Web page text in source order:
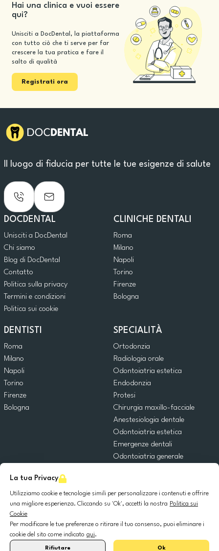
La tua Privacy
Utilizziamo cookie e tecnologie simili per personalizzare i contenuti e offrire
una migliore esperienza. Cliccando su 'Ok', accetti la nostra Politica sui
Cookie
Per modificare le tue preferenze o ritirare il tuo consenso, puoi eliminare i
cookie del sito come indicato qui.
Rifiutare Ok
Hai una clinica e vuoi essere
qui?
Unisciti a DocDental, la piattaforma
con tutto ciò che ti serve per far
crescere la tua pratica e fare il
salto di qualità
Registrati ora
Il luogo di fiducia per tutte le tue esigenze di salute
DOCDENTAL
Unisciti a DocDental
Chi siamo
Blog di DocDental
Contatto
Politica sulla privacy
Termini e condizioni
Politica sui cookie
CLINICHE DENTALI
Roma
Milano
Napoli
Torino
Firenze
Bologna
DENTISTI
Roma
Milano
Napoli
Torino
Firenze
Bologna
SPECIALITÀ
Ortodonzia
Radiologia orale
Odontoiatria estetica
Endodonzia
Protesi
Chirurgia maxillo-facciale
Anestesiologia dentale
Odontoiatria estetica
Emergenze dentali
Odontoiatria generale
Implantologia dentale
Parodontologia
© 2025 DocDental. Tutti i diritti riservati.
United
España Polska